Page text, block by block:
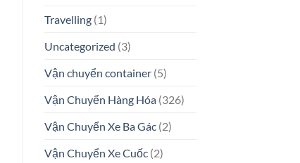
Travelling(1)
Uncategorized (3)
Vận chuyển container(5)
Vận Chuyển Hàng Hóa(326)
Vận Chuyển Xe Ba Gác(2)
Vận Chuyển Xe Cuốc(2)